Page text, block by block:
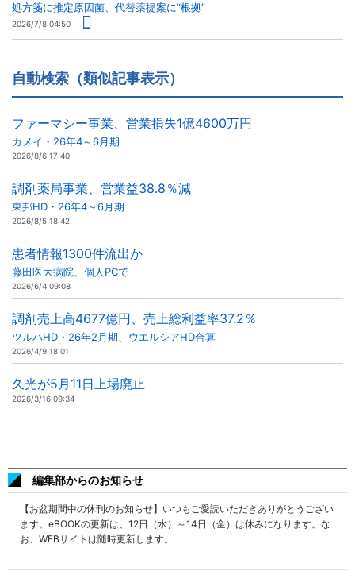
処方箋に推定原因菌、代替薬提案に“根拠”
2026/7/8 04:50
自動検索（類似記事表示）
ファーマシー事業、営業損失1億4600万円
カメイ・26年4～6月期
2026/8/6 17:40
調剤薬局事業、営業益38.8％減
東邦HD・26年4～6月期
2026/8/5 18:42
患者情報1300件流出か
藤田医大病院、個人PCで
2026/6/4 09:08
調剤売上高4677億円、売上総利益率37.2％
ツルハHD・26年2月期、ウエルシアHD合算
2026/4/9 18:01
久光が5月11日上場廃止
2026/3/16 09:34
編集部からのお知らせ
【お盆期間中の休刊のお知らせ】いつもご愛読いただきありがとうござい
ます。eBOOKの更新は、12日（水）～14日（金）は休みになります。な
お、WEBサイトは随時更新します。